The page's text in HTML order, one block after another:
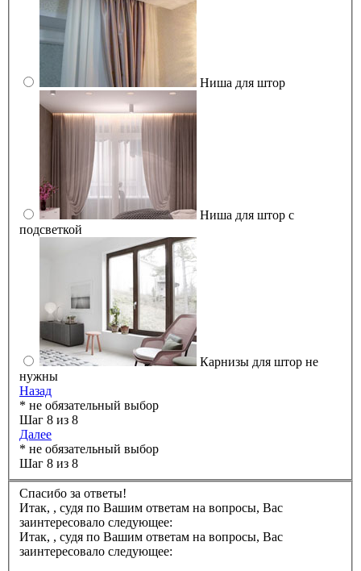
Ниша для штор
Ниша для штор с
подсветкой
Карнизы для штор не
нужны
Назад
* не обязательный выбор
Шаг 8 из 8
Далее
* не обязательный выбор
Шаг 8 из 8
Спасибо за ответы!
Итак, , судя по Вашим ответам на вопросы, Вас
заинтересовало следующее:
Итак, , судя по Вашим ответам на вопросы, Вас
заинтересовало следующее: